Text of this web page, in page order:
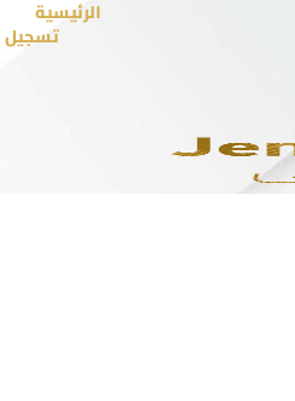
الرئيسية
تسجيل